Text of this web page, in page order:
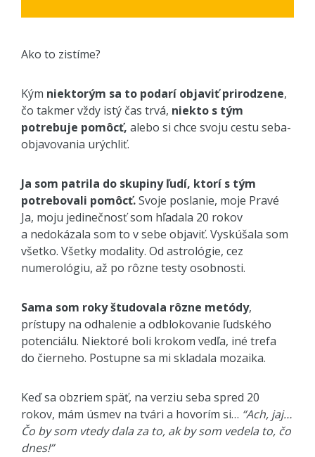
Ako to zistíme?
Kým niektorým sa to podarí objaviť prirodzene,
čo takmer vždy istý čas trvá, niekto s tým
potrebuje pomôcť, alebo si chce svoju cestu seba-
objavovania urýchliť.
Ja som patrila do skupiny ľudí, ktorí s tým
potrebovali pomôcť.Svoje poslanie, moje Pravé
Ja, moju jedinečnosť som hľadala 20 rokov
a nedokázala som to v sebe objaviť. Vyskúšala som
všetko. Všetky modality. Od astrológie, cez
numerológiu, až po rôzne testy osobnosti.
Sama som roky študovala rôzne metódy,
prístupy na odhalenie a odblokovanie ľudského
potenciálu. Niektoré boli krokom vedľa, iné trefa
do čierneho. Postupne sa mi skladala mozaika.
Keď sa obzriem späť, na verziu seba spred 20
rokov, mám úsmev na tvári a hovorím si… “Ach, jaj…
Čo by som vtedy dala za to, ak by som vedela to, čo
dnes!”